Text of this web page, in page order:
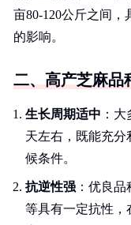
亩80-120公斤之间
的影响。
二、高产芝麻品
生长周期适中 ：
天左右，既能充
候条件。
抗逆性强 ：优良
等具有一定抗性，